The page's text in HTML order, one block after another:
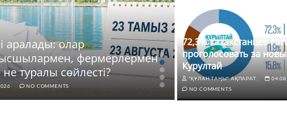
аралады: олар
фермерлермен
туралы сөйлесті?
NO COMMENTS
ЖАҢАЛЫҚТАР
72,3%
новый Курултай
72,3% казахстанцев
проголосовать за
Курултай
"ҚҰЛАН ТАҢЫ" АҚПАРАТ.
NO COMMENTS